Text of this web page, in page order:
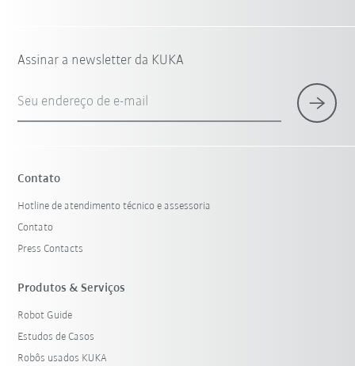
Assinar a newsletter da KUKA
Seu endereço de e-mail
Contato
Hotline de atendimento técnico e assessoria
Contato
Press Contacts
Produtos & Serviços
Robot Guide
Estudos de Casos
Robôs usados KUKA